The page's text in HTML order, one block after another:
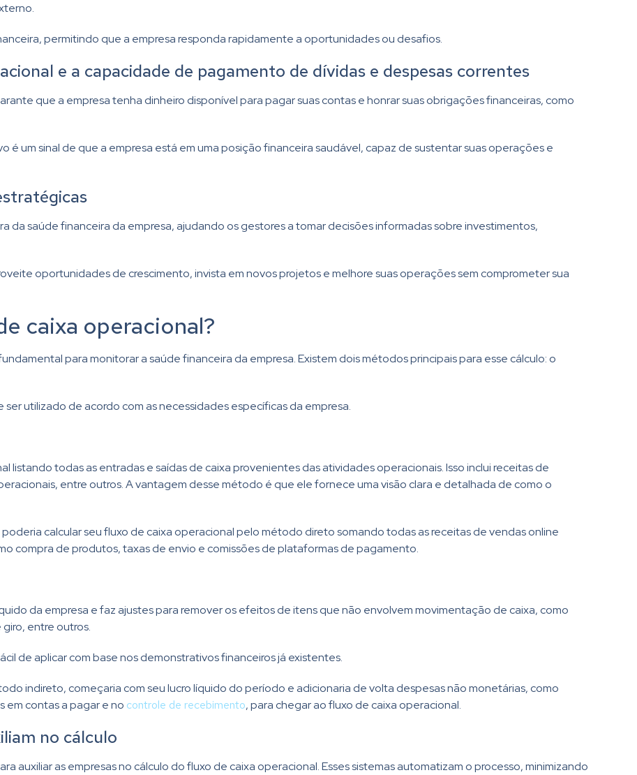
permitindo que a empresa responda rapidamente a oportunidades ou desafios.
e a capacidade de pagamento de dívidas e despesas correntes
que a empresa tenha dinheiro disponível para pagar suas contas e honrar suas obrigações financeiras, como
é um sinal de que a empresa está em uma posição financeira saudável, capaz de sustentar suas operações e
da saúde financeira da empresa, ajudando os gestores a tomar decisões informadas sobre investimentos,
oportunidades de crescimento, invista em novos projetos e melhore suas operações sem comprometer sua
caixa operacional?
para monitorar a saúde financeira da empresa. Existem dois métodos principais para esse cálculo: o
utilizado de acordo com as necessidades específicas da empresa.
listando todas as entradas e saídas de caixa provenientes das atividades operacionais. Isso inclui receitas de
entre outros. A vantagem desse método é que ele fornece uma visão clara e detalhada de como o
calcular seu fluxo de caixa operacional pelo método direto somando todas as receitas de vendas online
compra de produtos, taxas de envio e comissões de plataformas de pagamento.
da empresa e faz ajustes para remover os efeitos de itens que não envolvem movimentação de caixa, como
entre outros.
de aplicar com base nos demonstrativos financeiros já existentes.
indireto, começaria com seu lucro líquido do período e adicionaria de volta despesas não monetárias, como
em contas a pagar e no controle de recebimento, para chegar ao fluxo de caixa operacional.
no cálculo
auxiliar as empresas no cálculo do fluxo de caixa operacional. Esses sistemas automatizam o processo, minimizando